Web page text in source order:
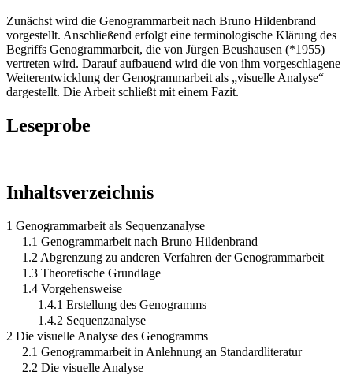
Zunächst wird die Genogrammarbeit nach Bruno Hildenbrand
vorgestellt. Anschließend erfolgt eine terminologische Klärung des
Begriffs Genogrammarbeit, die von Jürgen Beushausen (*1955)
vertreten wird. Darauf aufbauend wird die von ihm vorgeschlagene
Weiterentwicklung der Genogrammarbeit als „visuelle Analyse“
dargestellt. Die Arbeit schließt mit einem Fazit.
Leseprobe
Inhaltsverzeichnis
1 Genogrammarbeit als Sequenzanalyse
1.1 Genogrammarbeit nach Bruno Hildenbrand
1.2 Abgrenzung zu anderen Verfahren der Genogrammarbeit
1.3 Theoretische Grundlage
1.4 Vorgehensweise
1.4.1 Erstellung des Genogramms
1.4.2 Sequenzanalyse
2 Die visuelle Analyse des Genogramms
2.1 Genogrammarbeit in Anlehnung an Standardliteratur
2.2 Die visuelle Analyse